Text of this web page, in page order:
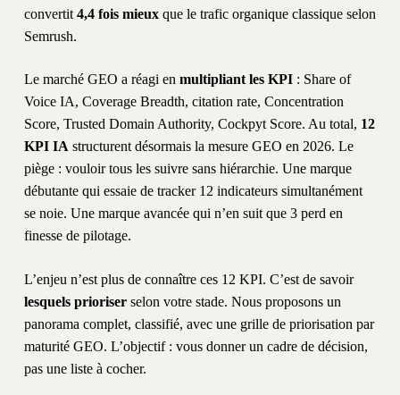
convertit 4,4 fois mieuxque le trafic organique classique selon
Semrush.
Le marché GEO a réagi en multipliant les KPI: Share of
Voice IA, Coverage Breadth, citation rate, Concentration
Score, Trusted Domain Authority, Cockpyt Score. Au total, 12
KPI IA structurent désormais la mesure GEO en 2026. Le
piège : vouloir tous les suivre sans hiérarchie. Une marque
débutante qui essaie de tracker 12 indicateurs simultanément
se noie. Une marque avancée qui n’en suit que 3 perd en
finesse de pilotage.
L’enjeu n’est plus de connaître ces 12 KPI. C’est de savoir
lesquels prioriserselon votre stade. Nous proposons un
panorama complet, classifié, avec une grille de priorisation par
maturité GEO. L’objectif : vous donner un cadre de décision,
pas une liste à cocher.